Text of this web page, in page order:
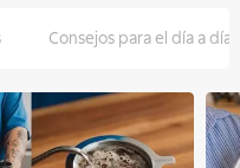
Consejos para el día a día